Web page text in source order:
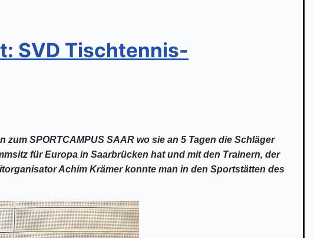
SVD Tischtennis-
SPORTCAMPUS SAAR wo sie an 5 Tagen die Schläger
für Europa in Saarbrücken hat und mit den Trainern, der
Achim Krämer konnte man in den Sportstätten des